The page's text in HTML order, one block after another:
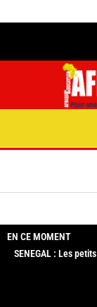
EN CE MOMENT
SENEGAL : Les